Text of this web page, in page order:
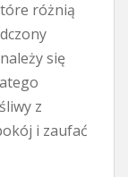
różnią
się
z
i zaufać